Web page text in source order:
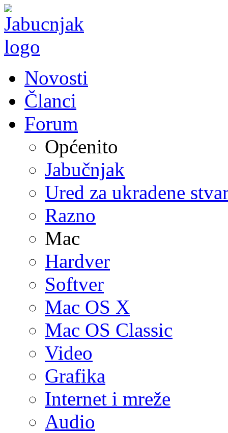
Novosti
Članci
Forum
Općenito
Jabučnjak
Ured za ukradene
Razno
Mac
Hardver
Softver
Mac OS X
Mac OS Classic
Video
Grafika
Internet i mreže
Audio